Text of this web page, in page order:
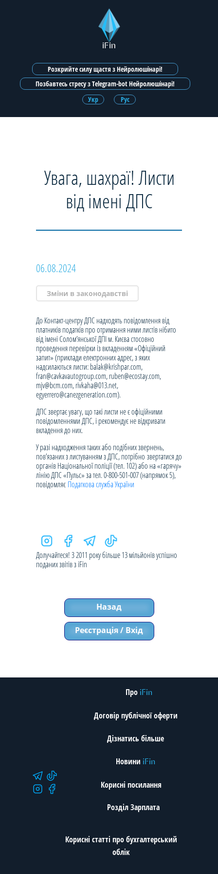
iFin
Розкрийте силу щастя з Нейролюшінарі!
Позбавтесь стресу з Telegram-bot Нейролюшінарі!
Укр
Рус
Увага, шахраї! Листи
від імені ДПС
06.08.2024
Зміни в законодавстві
До Контакт-центру ДПС надходять повідомлення від
платників податків про отримання ними листів нібито
від імені Солом’янської ДПІ м. Києва стосовно
проведення перевірки із вкладенням «Офіційний
запит» (приклади електронних адрес, з яких
надсилаються листи: balak@krishpar.com,
fran@cavkavautogroup.com, ruben@ecostay.com,
mjv@bcm.com, rivkaha@013.net,
egyerrero@canezgeneration.com).
ДПС звертає увагу, що такі листи не є офіційними
повідомленнями ДПС, і рекомендує не відкривати
вкладення до них.
У разі надходження таких або подібних звернень,
пов’язаних з листуванням з ДПС, потрібно звертатися до
органів Національної поліції (тел. 102) або на «гарячу»
лінію ДПС «Пульс» за тел. 0-800-501-007 (напрямок 5),
повідомляє Податкова служба України
Долучайтеся! З 2011 року більше 13 мільйонів успішно
поданих звітів з iFin
Назад
Реєстрація / Вхід
Про iFin
Договір публічної оферти
Дізнатись більше
Новини iFin
Корисні посилання
Розділ Зарплата
Корисні статті про бухгалтерський
облік